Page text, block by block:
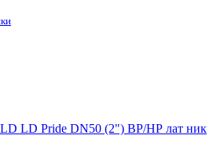
LD LD Pride DN50 (2") ВР/НР лат ник